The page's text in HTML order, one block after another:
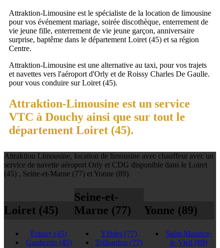
Attraktion-Limousine est le spécialiste de la location de limousine
pour vos événement mariage, soirée discothèque, enterrement de
vie jeune fille, enterrement de vie jeune garçon, anniversaire
surprise, baptême dans le département Loiret (45) et sa région
Centre.
Attraktion-Limousine est une alternative au taxi, pour vos trajets
et navettes vers l'aéroport d'Orly et de Roissy Charles De Gaulle.
pour vous conduire sur Loiret (45).
Attraktion-Limousine est un service
VTC à Douchy ainsi que sur tout le
département Loiret (45).
Attraktion Limousine, location de limousine avec chauffeur avec un
service de navette aéroport Orly et CDG disponible dans le Loiret
(45) , Seine-et-Marne (77) et Yonne (89).
Loiret (45)
Estouy(45)
Gaubertin (45)
Seine-et-
Marne (77)
Yèbles (77)
Trilbardou (77)
Yonne (89)
Saint-Maurice-
le-Vieil(89)